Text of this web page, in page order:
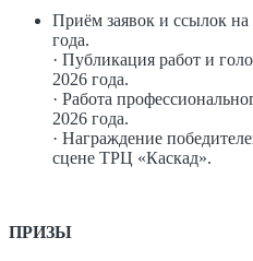
Приём заявок и ссылок на
года.
· Публикация работ и
2026 года.
· Работа
2026 года.
· Награждение
сцене ТРЦ «Каскад».
ПРИЗЫ